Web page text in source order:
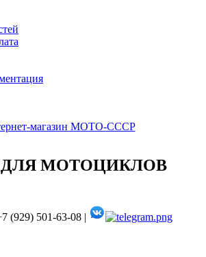
ДЛЯ МОТОЦИКЛОВ
(929) 501-63-08 |